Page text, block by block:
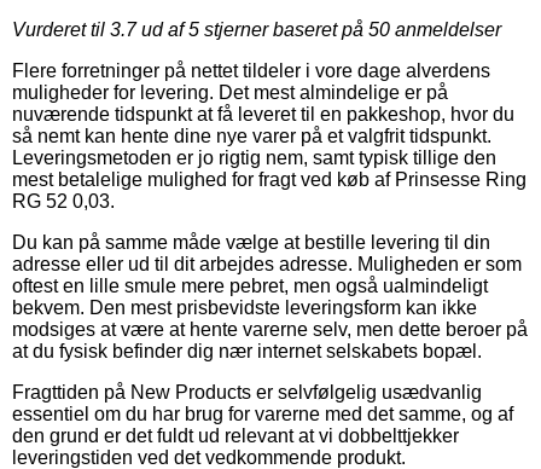
Vurderet til 3.7ud af 5 stjerner baseret på 50 anmeldelser
Flere forretninger på nettet tildeler i vore dage alverdens
muligheder for levering. Det mest almindelige er på
nuværende tidspunkt at få leveret til en pakkeshop, hvor du
så nemt kan hente dine nye varer på et valgfrit tidspunkt.
Leveringsmetoden er jo rigtig nem, samt typisk tillige den
mest betalelige mulighed for fragt ved køb af Prinsesse Ring
RG 52 0,03.
Du kan på samme måde vælge at bestille levering til din
adresse eller ud til dit arbejdes adresse. Muligheden er som
oftest en lille smule mere pebret, men også ualmindeligt
bekvem. Den mest prisbevidste leveringsform kan ikke
modsiges at være at hente varerne selv, men dette beroer på
at du fysisk befinder dig nær internet selskabets bopæl.
Fragttiden på New Products er selvfølgelig usædvanlig
essentiel om du har brug for varerne med det samme, og af
den grund er det fuldt ud relevant at vi dobbelttjekker
leveringstiden ved det vedkommende produkt.